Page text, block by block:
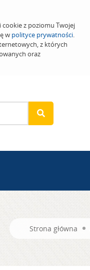
z poziomu Twojej
w polityce prywatności.
z których
oraz
Strona główna